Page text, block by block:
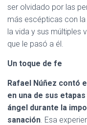
ser olvidado por las
más escépticas con
la vida y sus múltiples
que le pasó a él.
Un toque de fe
Rafael Núñez contó
en una de sus
ángel durante la
sanación. Esa